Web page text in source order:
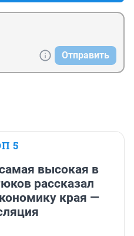
Отправить
5
высокая в
рассказал
края —